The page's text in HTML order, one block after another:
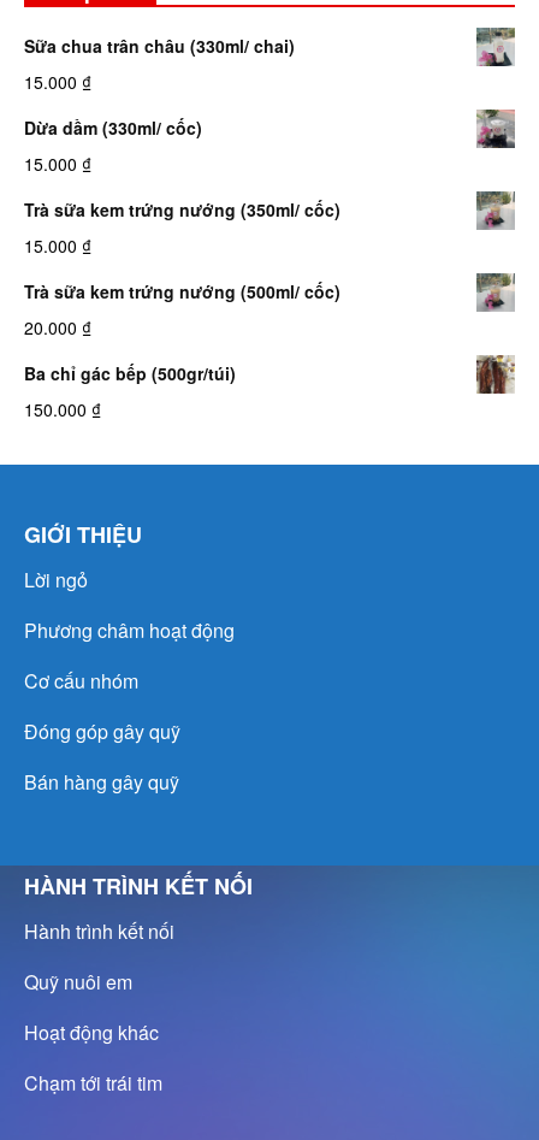
Sữa chua trân châu (330ml/ chai)
15.000 ₫
Dừa dầm (330ml/ cốc)
15.000 ₫
Trà sữa kem trứng nướng (350ml/ cốc)
15.000 ₫
Trà sữa kem trứng nướng (500ml/ cốc)
20.000 ₫
Ba chỉ gác bếp (500gr/túi)
150.000 ₫
GIỚI THIỆU
Lời ngỏ
Phương châm hoạt động
Cơ cấu nhóm
Đóng góp gây quỹ
Bán hàng gây quỹ
HÀNH TRÌNH KẾT NỐI
Hành trình kết nối
Quỹ nuôi em
Hoạt động khác
Chạm tới trái tim